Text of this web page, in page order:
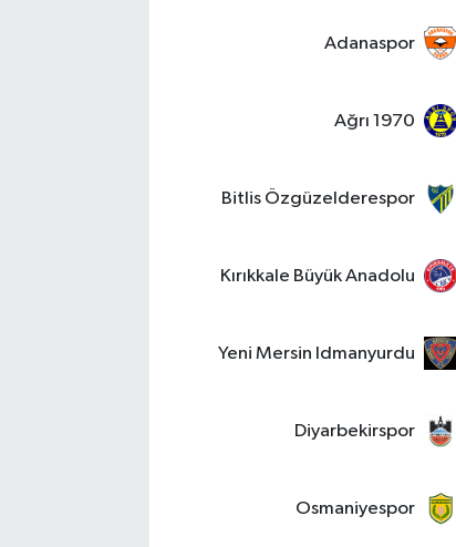
Adanaspor
Ağrı 1970
Bitlis Özgüzelderespor
Kırıkkale Büyük Anadolu
Yeni Mersin Idmanyurdu
Diyarbekirspor
Osmaniyespor